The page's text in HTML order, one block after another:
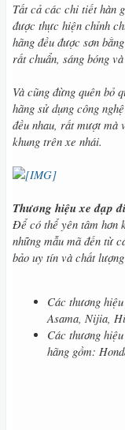
Tất cả các chi tiết hàn
được thực hiện chỉnh
hãng đều được sơn
rất chuẩn, sáng bóng
Và cũng đừng quên bỏ
hãng sử dụng công
đều nhau, rất mượt mà
khung trên xe nhái.
Thương hiệu xe đạp
Để có thể yên tâm hơn
những mẫu mã đến từ
bảo uy tín và chất
Các thương
Asama, Nijia,
Các thương
hãng gồm: